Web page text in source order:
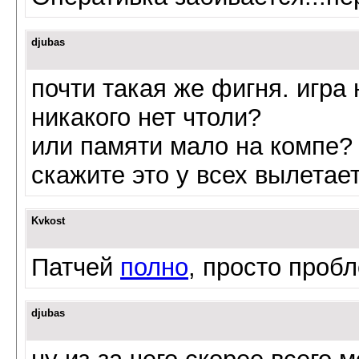
djubas
почти такая же фигня. игра
никакого нет чтоли?
или памяти мало на компе?
скажите это у всех
Kvkost
Патчей полно, просто
djubas